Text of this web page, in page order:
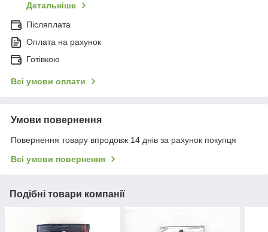
Детальніше
Післяплата
Оплата на рахунок
Готівкою
Всі умови оплати
Умови повернення
Повернення товару впродовж 14 днів за рахунок покупця
Всі умови повернення
Подібні товари компанії